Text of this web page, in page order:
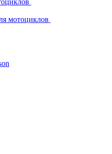
мотоциклов